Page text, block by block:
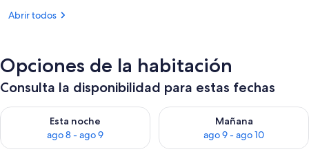
Abrir todos
Opciones de la habitación
Consulta la disponibilidad para estas fechas
Esta noche
ago 8 - ago 9
Consulta la disponibilidad para esta noche, ago 8 - ago 9
Mañana
ago 9 - ago 10
Consulta la disponibilidad